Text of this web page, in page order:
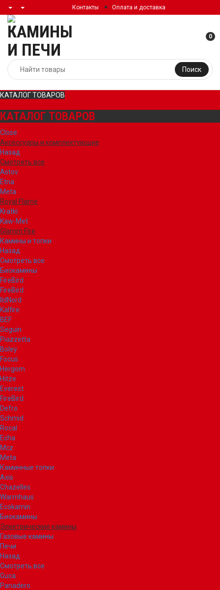
Контакты Оплата и доставка
Поиск
0
КАТАЛОГ ТОВАРОВ
КАТАЛОГ ТОВАРОВ
Close
Аксессуары и комплектующие
Назад
Смотреть все
Astov
Etna
Meta
Royal Flame
Kratki
Kaw-Met
Glamm Fire
Камины и топки
Назад
Смотреть все
Биокамины
FireBird
FireBird
IldNord
Kalfire
BEF
Seguin
Piazzetta
Boley
Focus
Hergom
Hitze
Everest
FireBird
Defro
Schmid
Rocal
Echa
Mcz
Meta
Каминные топки
Axis
Chazelles
Warmhaus
Ecokamin
Биокамины
Электрические камины
Газовые камины
Печи
Назад
Смотреть все
Guca
Panadero